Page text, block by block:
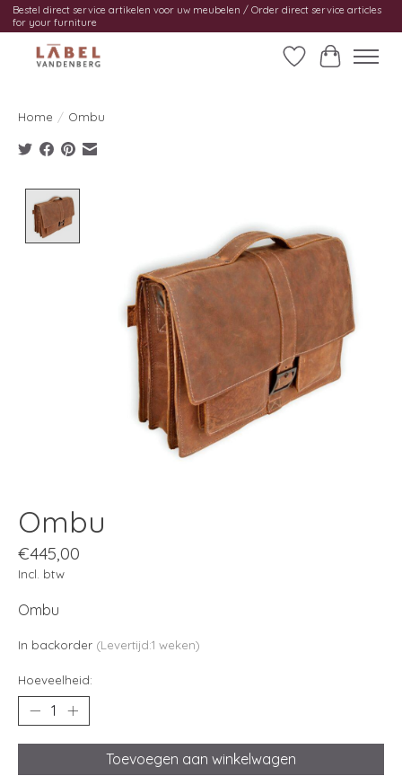
Bestel direct service artikelen voor uw meubelen / Order direct service articles
for your furniture
Verlanglijst
Home / Ombu
Ombu
€445,00
Incl. btw
Ombu
In backorder (Levertijd:1 weken)
Hoeveelheid:
Toevoegen aan winkelwagen